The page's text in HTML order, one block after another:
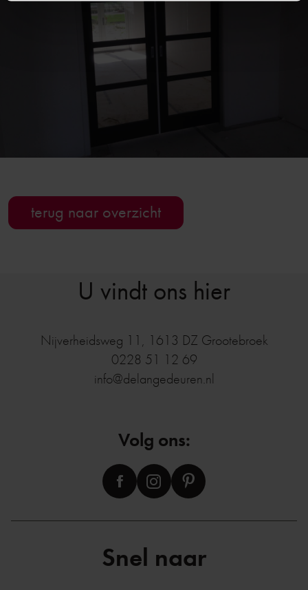
terug naar overzicht
Snel naar
U vindt ons hier
Nijverheidsweg 11 , 1613 DZ Grootebroek
0228 51 12 69
info@delangedeuren.nl
Volg ons: